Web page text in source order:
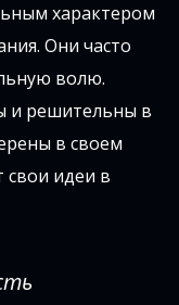
характером
Они часто
волю.
и решительны в
в своем
идеи в